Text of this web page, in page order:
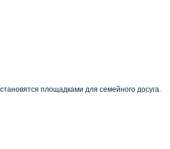
площадками для семейного досуга.